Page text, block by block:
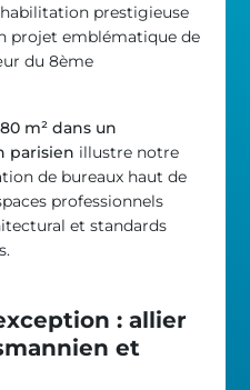
prestigieuse
projet emblématique de
du 8ème
m² dans un
parisien illustre notre
de bureaux haut de
professionnels
et standards
: allier
et